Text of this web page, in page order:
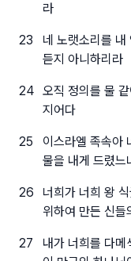
라
23
네 노랫소리를
듣지 아니하리라
24 오직 정의를 물
지어다
25
이스라엘 족속아
물을 내게 드렸느
26
너희가 너희 왕
위하여 만든 신들
27
내가 너희를 다메